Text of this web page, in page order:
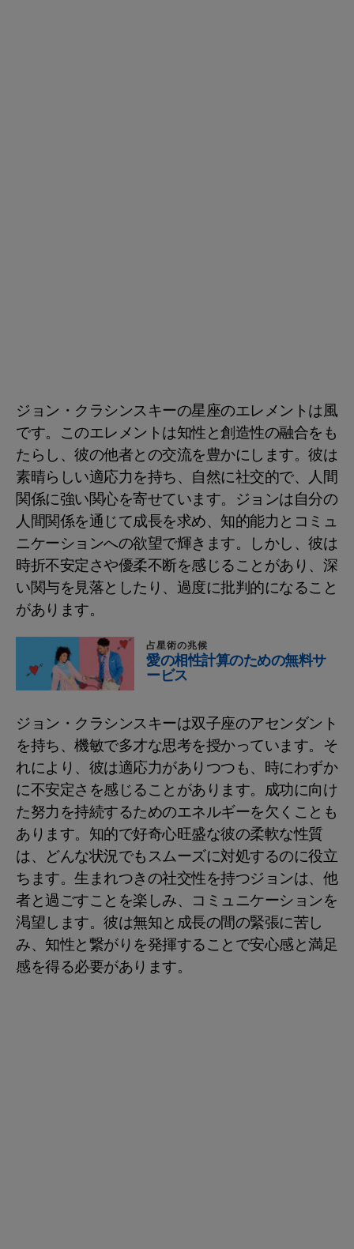
ジョン・クラシンスキーの星座のエレメントは風
です。このエレメントは知性と創造性の融合をも
たらし、彼の他者との交流を豊かにします。彼は
素晴らしい適応力を持ち、自然に社交的で、人間
関係に強い関心を寄せています。ジョンは自分の
人間関係を通じて成長を求め、知的能力とコミュ
ニケーションへの欲望で輝きます。しかし、彼は
時折不安定さや優柔不断を感じることがあり、深
い関与を見落としたり、過度に批判的になること
があります。
占星術の兆候
愛の相性計算のための無料サ
ービス
ジョン・クラシンスキーは双子座のアセンダント
を持ち、機敏で多才な思考を授かっています。そ
れにより、彼は適応力がありつつも、時にわずか
に不安定さを感じることがあります。成功に向け
た努力を持続するためのエネルギーを欠くことも
あります。知的で好奇心旺盛な彼の柔軟な性質
は、どんな状況でもスムーズに対処するのに役立
ちます。生まれつきの社交性を持つジョンは、他
者と過ごすことを楽しみ、コミュニケーションを
渇望します。彼は無知と成長の間の緊張に苦し
み、知性と繋がりを発揮することで安心感と満足
感を得る必要があります。